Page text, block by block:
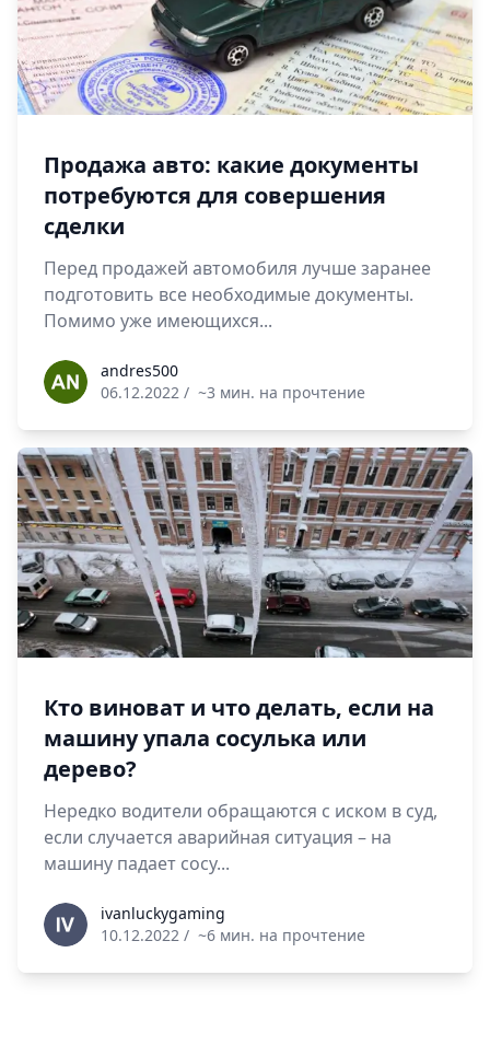
Продажа авто: какие документы
потребуются для совершения
сделки
Перед продажей автомобиля лучше заранее
подготовить все необходимые документы.
Помимо уже имеющихся...
andres500andres500
06.12.2022 / ~3 мин. на прочтение
Кто виноват и что делать, если на
машину упала сосулька или
дерево?
Нередко водители обращаются с иском в суд,
если случается аварийная ситуация – на
машину падает сосу...
ivanluckygaming
ivanluckygaming
10.12.2022 / ~6 мин. на прочтение